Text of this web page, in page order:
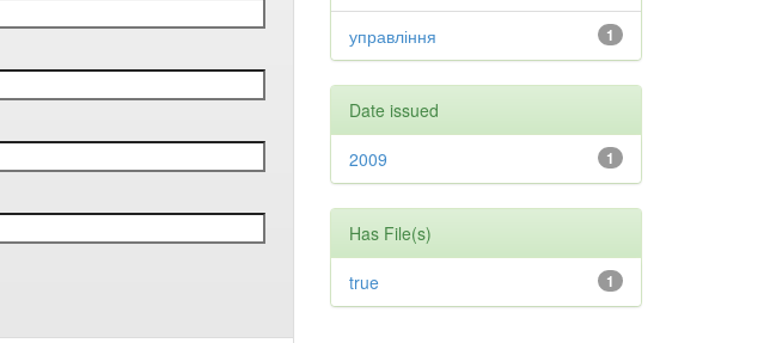
1
управління
Date issued
1
2009
Has File(s)
1
true